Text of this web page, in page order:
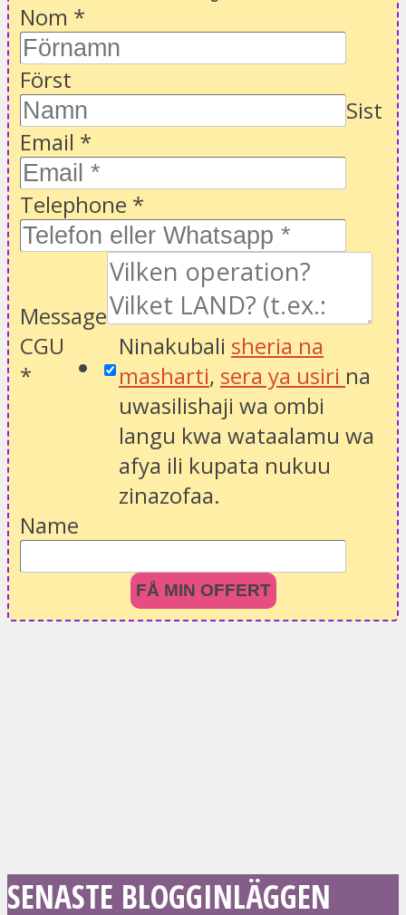
Nom *
Först
Sist
Email *
Telephone *
Message
CGU
*
Ninakubali sheria na
masharti, sera ya usiri na
uwasilishaji wa ombi
langu kwa wataalamu wa
afya ili kupata nukuu
zinazofaa.
Name
FÅ MIN OFFERT
SENASTE BLOGGINLÄGGEN